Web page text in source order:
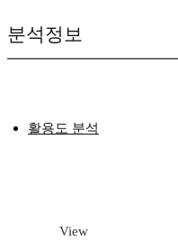
분석정보
활용도 분석
View